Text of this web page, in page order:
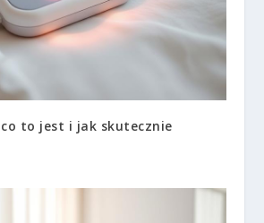
co to jest i jak skutecznie